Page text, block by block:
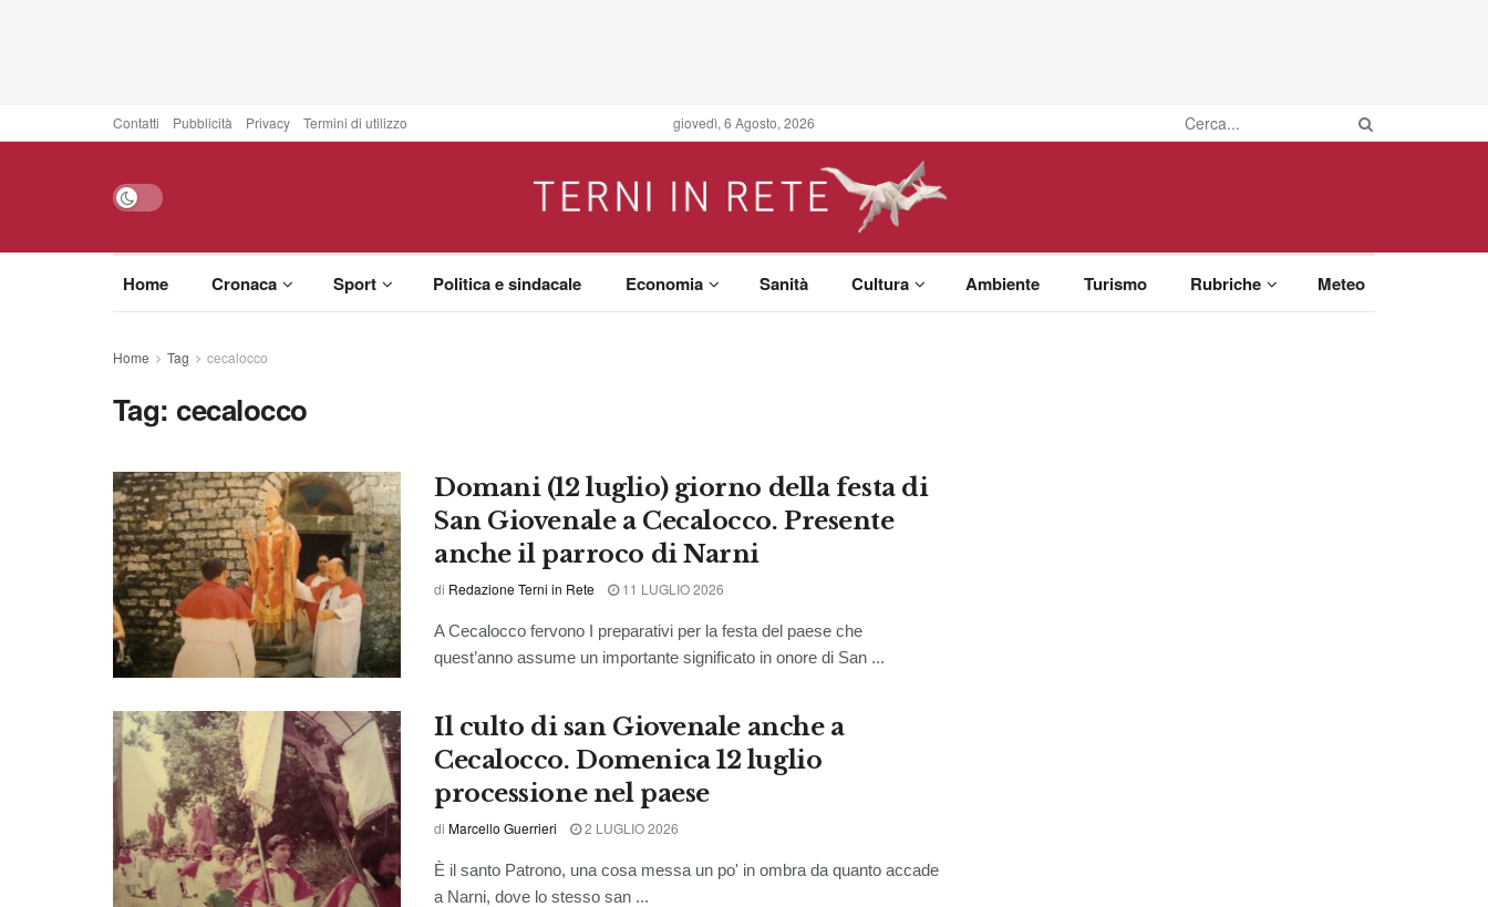
Contatti Pubblicità Privacy Termini di utilizzo giovedì, 6 Agosto, 2026
Home Cronaca Sport Politica e sindacale Economia Sanità Cultura Ambiente Turismo Rubriche Meteo
Home Tag cecalocco
Tag: cecalocco
Domani (12 luglio) giorno della festa di
San Giovenale a Cecalocco. Presente
anche il parroco di Narni
di Redazione Terni in Rete 11 LUGLIO 2026
A Cecalocco fervono I preparativi per la festa del paese che
quest’anno assume un importante significato in onore di San ...
Il culto di san Giovenale anche a
Cecalocco. Domenica 12 luglio
processione nel paese
di Marcello Guerrieri 2 LUGLIO 2026
È il santo Patrono, una cosa messa un po' in ombra da quanto accade
a Narni, dove lo stesso san ...